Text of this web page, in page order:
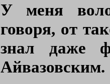
У меня
говоря, от
знал даже
Айвазовским.